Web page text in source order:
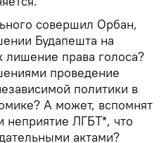
совершил Орбан,
Будапешта на
лишение права голоса?
проведение
политики в
А может, вспомнят
ЛГБТ*, что
актами?